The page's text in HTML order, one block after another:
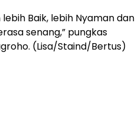
Baik, lebih Nyaman dan
senang,” pungkas
(Lisa/Staind/Bertus)